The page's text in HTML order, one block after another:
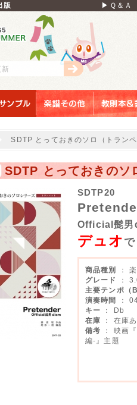
版 ▶Ｑ＆Ａ
SDTP とっておきのソロ（トランペ
SDTP とっておきのソ
SDTP20
Official髭男
デュオ
商品種別
：
グレード
：
主要テンポ（
演奏時間
：
キー
： Db
在庫
： 在庫あ
備考
： 映画
編-』主題